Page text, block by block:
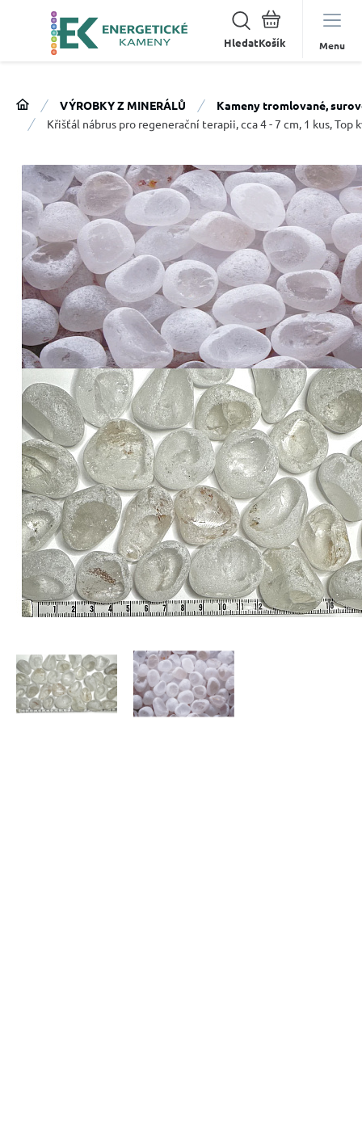
Hledat Menu
VÝROBKY Z MINERÁLŮ
Kameny tromlované,
Křišťál nábrus pro regenerační terapii, cca 4 - 7 cm, 1 kus, Top